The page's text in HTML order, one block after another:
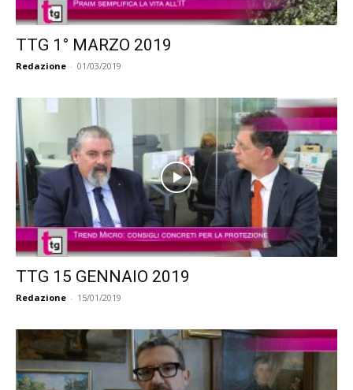
TTG 1° MARZO 2019
Redazione - 01/03/2019
TTG 15 GENNAIO 2019
Redazione - 15/01/2019